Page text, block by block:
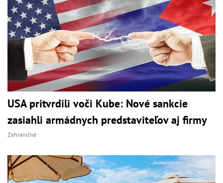
USA pritvrdili voči Kube: Nové sankcie
zasiahli armádnych predstaviteľov aj firmy
Zahraničné